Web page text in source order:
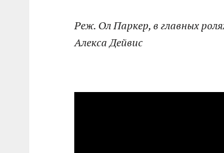
Реж. Ол Паркер, в главных
Алекса Дейвис